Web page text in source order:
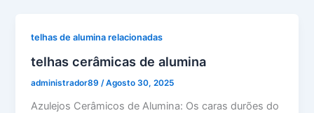
telhas de alumina relacionadas
telhas cerâmicas de alumina
administrador89/Agosto 30, 2025
Azulejos Cerâmicos de Alumina: Os caras durões do